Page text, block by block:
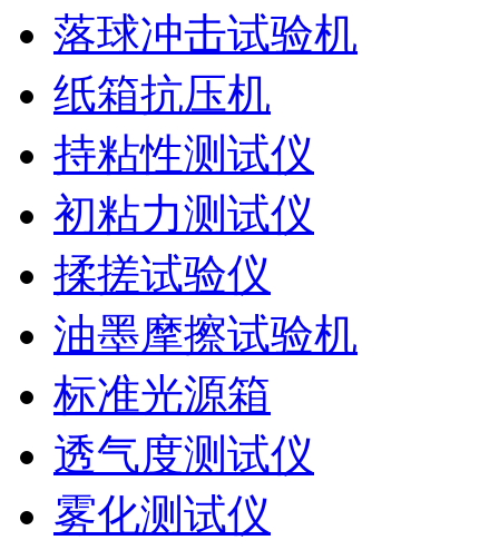
落球冲击试验机
纸箱抗压机
持粘性测试仪
初粘力测试仪
揉搓试验仪
油墨摩擦试验机
标准光源箱
透气度测试仪
雾化测试仪